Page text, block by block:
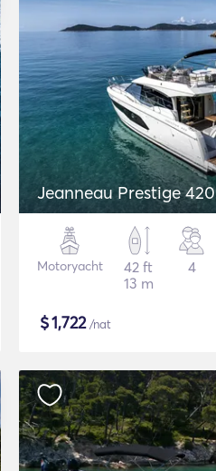
Jeanneau Prestige 420
Motoryacht
42 ft
13 m
4
$1,722/nat